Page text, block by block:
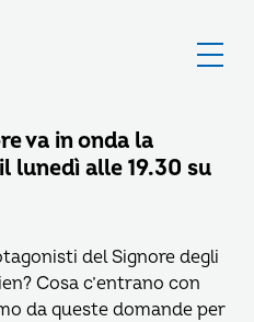
va in onda la
lunedì alle 19.30 su
del Signore degli
Cosa c’entrano con
da queste domande per